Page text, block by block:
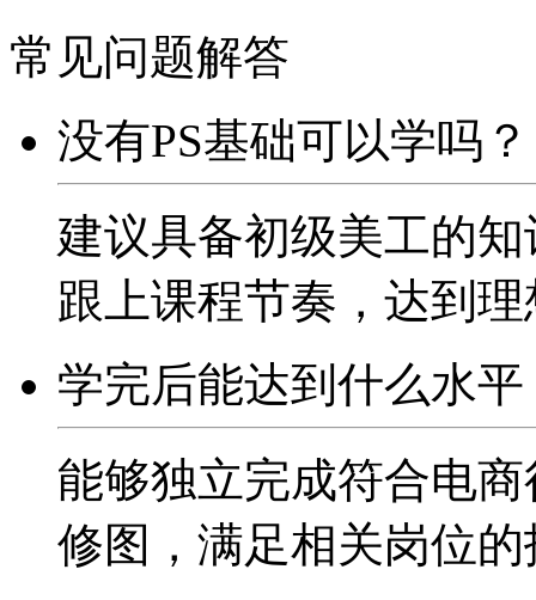
常见问题解答
没有PS基础可以学吗？
建议具备初级美工的
跟上课程节奏，达到
学完后能达到什么水平
能够独立完成符合电
修图，满足相关岗位